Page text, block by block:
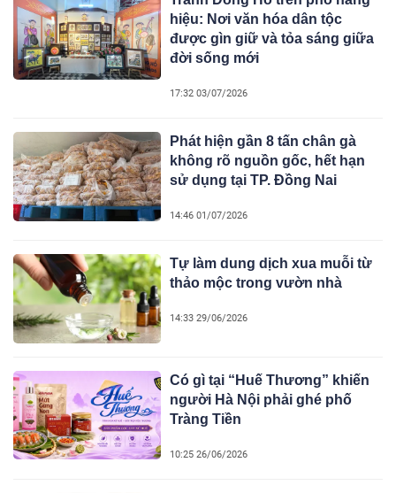
hiệu: Nơi văn hóa dân tộc
được gìn giữ và tỏa sáng giữa
đời sống mới
17:32 03/07/2026
Phát hiện gần 8 tấn chân gà
không rõ nguồn gốc, hết hạn
sử dụng tại TP. Đồng Nai
14:46 01/07/2026
Tự làm dung dịch xua muỗi từ
thảo mộc trong vườn nhà
14:33 29/06/2026
Có gì tại “Huế Thương” khiến
người Hà Nội phải ghé phố
Tràng Tiền
10:25 26/06/2026